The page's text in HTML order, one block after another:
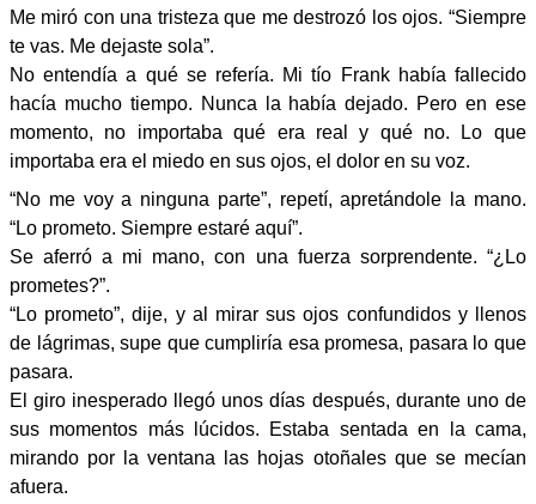
Me miró con una tristeza que me destrozó los ojos. “Siempre
te vas. Me dejaste sola”.
No entendía a qué se refería. Mi tío Frank había fallecido
hacía mucho tiempo. Nunca la había dejado. Pero en ese
momento, no importaba qué era real y qué no. Lo que
importaba era el miedo en sus ojos, el dolor en su voz.
“No me voy a ninguna parte”, repetí, apretándole la mano.
“Lo prometo. Siempre estaré aquí”.
Se aferró a mi mano, con una fuerza sorprendente. “¿Lo
prometes?”.
“Lo prometo”, dije, y al mirar sus ojos confundidos y llenos
de lágrimas, supe que cumpliría esa promesa, pasara lo que
pasara.
El giro inesperado llegó unos días después, durante uno de
sus momentos más lúcidos. Estaba sentada en la cama,
mirando por la ventana las hojas otoñales que se mecían
afuera.